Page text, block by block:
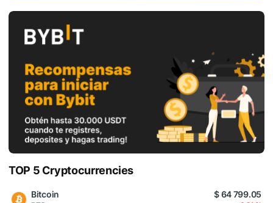
TOP 5 Cryptocurrencies
Bitcoin $ 64 799.05